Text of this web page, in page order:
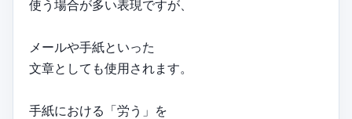
使う場合が多い表現ですが、
メールや手紙といった
文章としても使用されます。
手紙における「労う」を